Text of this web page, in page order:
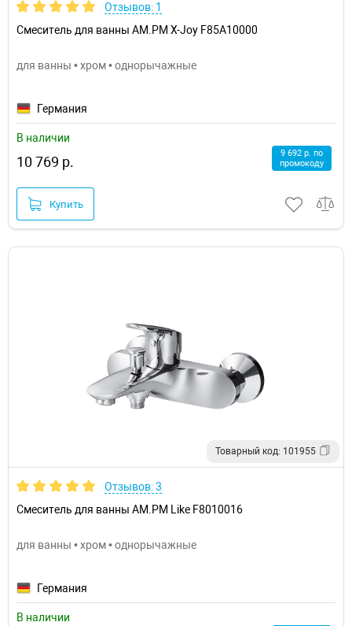
Отзывов: 1
Смеситель для ванны AM.PM X-Joy F85A10000
для ванны • хром • однорычажные
Германия
В наличии
10 769 р.
9 692 р. по
промокоду
Купить
Товарный код: 101955
Отзывов: 3
Смеситель для ванны AM.PM Like F8010016
для ванны • хром • однорычажные
Германия
В наличии